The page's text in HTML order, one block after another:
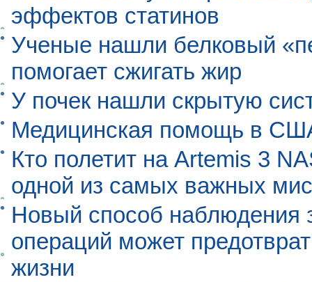
эффектов статинов
Ученые нашли белковый
помогает сжигать жир
У почек нашли скрытую
Медицинская помощь в
Кто полетит на Artemis 3
одной из самых важных
Новый способ наблюдения
операций может
жизни